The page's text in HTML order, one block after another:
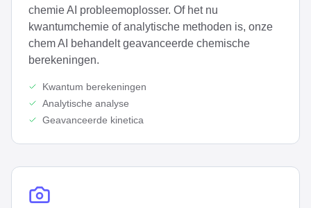
chemie AI probleemoplosser. Of het nu
kwantumchemie of analytische methoden is, onze
chem AI behandelt geavanceerde chemische
berekeningen.
Kwantum berekeningen
Analytische analyse
Geavanceerde kinetica